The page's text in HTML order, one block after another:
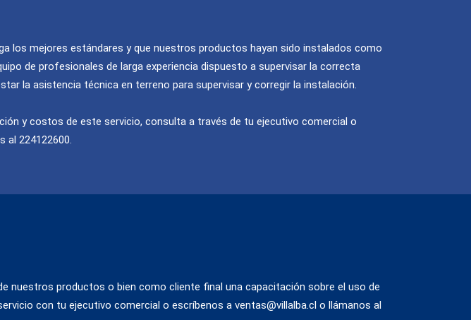
los mejores estándares y que nuestros productos hayan sido instalados como
de profesionales de larga experiencia dispuesto a supervisar la correcta
la asistencia técnica en terreno para supervisar y corregir la instalación.
y costos de este servicio, consulta a través de tu ejecutivo comercial o
al 224122600.
nuestros productos o bien como cliente final una capacitación sobre el uso de
con tu ejecutivo comercial o escríbenos a ventas@villalba.cl o llámanos al